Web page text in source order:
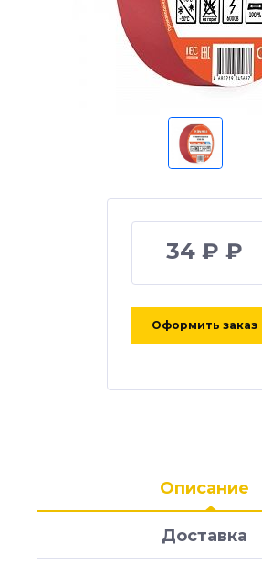
34 ₽ ₽
Оформить заказ
Описание
Доставка